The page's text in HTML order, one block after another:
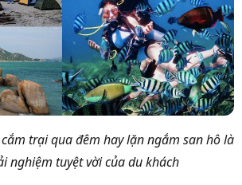
trại qua đêm hay lặn ngắm san hô là
nghiệm tuyệt vời của du khách